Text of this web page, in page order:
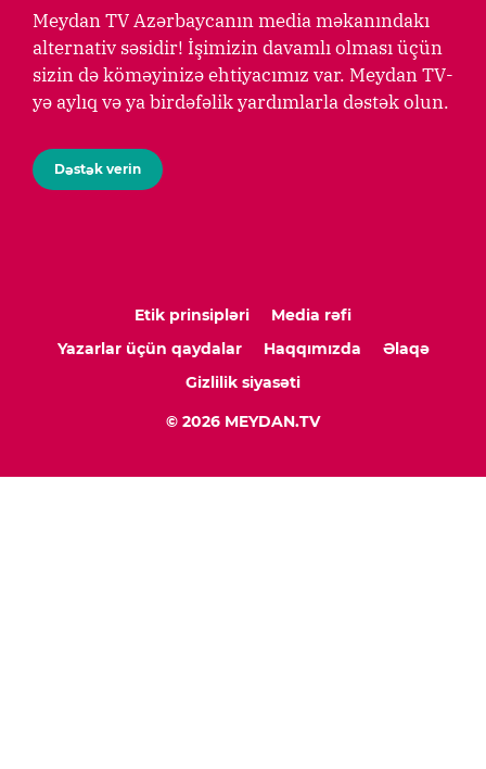
Meydan TV Azərbaycanın media məkanındakı
alternativ səsidir! İşimizin davamlı olması üçün
sizin də köməyinizə ehtiyacımız var. Meydan TV-
yə aylıq və ya birdəfəlik yardımlarla dəstək olun.
Dəstək verin
Etik prinsipləri
Media rəfi
Yazarlar üçün qaydalar
Haqqımızda
Əlaqə
Gizlilik siyasəti
© 2026 MEYDAN.TV